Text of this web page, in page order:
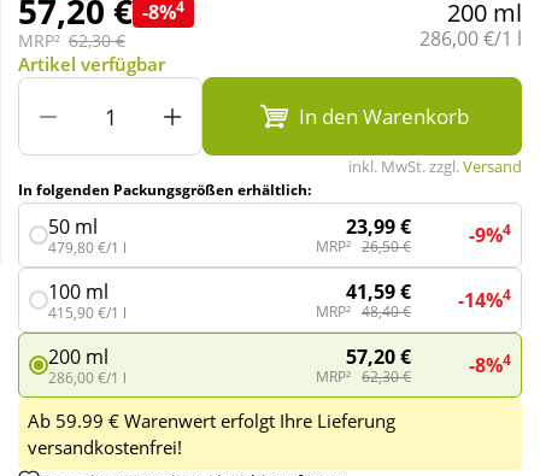
Sanitätshaus
Wellness
57,20 € -8%4
MRP² 62,30 €
200 ml
Grundpreis:
286,00 €/1 l
Artikel verfügbar
In den Warenkorb
inkl. MwSt. zzgl.Versand
In folgenden Packungsgrößen erhältlich:
50 ml
479,80 €/1 l
23,99 €
MRP² 26,50 € -9%4
100 ml
415,90 €/1 l
41,59 €
MRP² 48,40 € -14%4
200 ml
286,00 €/1 l
57,20 €
MRP² 62,30 € -8%4
Ab 59.99 € Warenwert erfolgt Ihre Lieferung
versandkostenfrei!